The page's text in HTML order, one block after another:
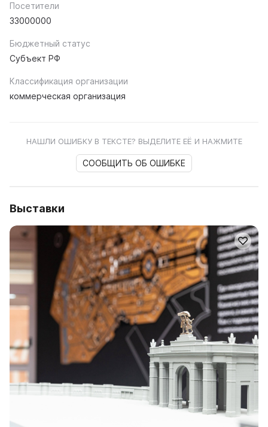
Посетители
33000000
Бюджетный статус
Субъект РФ
Классификация организации
коммерческая организация
НАШЛИ ОШИБКУ В ТЕКСТЕ? ВЫДЕЛИТЕ ЕЁ И НАЖМИТЕ
СООБЩИТЬ ОБ ОШИБКЕ
Выставки